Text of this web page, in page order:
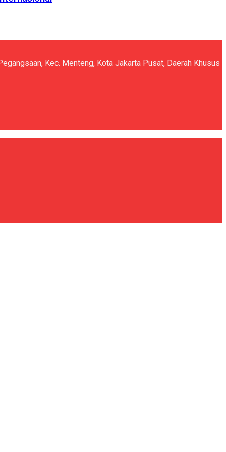
Kec. Menteng, Kota Jakarta Pusat, Daerah Khusus